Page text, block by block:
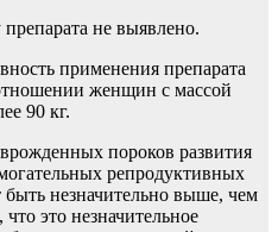
не выявлено.
применения препарата
женщин с массой
90 кг.
пороков развития
репродуктивных
незначительно выше, чем
это незначительное